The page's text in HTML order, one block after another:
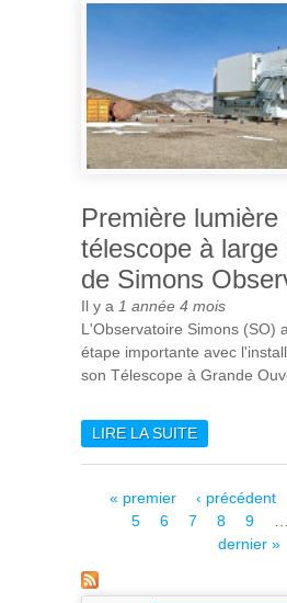
Première lumière
télescope à large
de Simons
Il y a 1 année 4 mois
L'Observatoire Simons (SO)
étape importante avec
son Télescope à Grande
LIRE LA SUITEDE
SIMONS
Pages
« premier ‹ précédent
5
6 7 8 9 …
dernier »